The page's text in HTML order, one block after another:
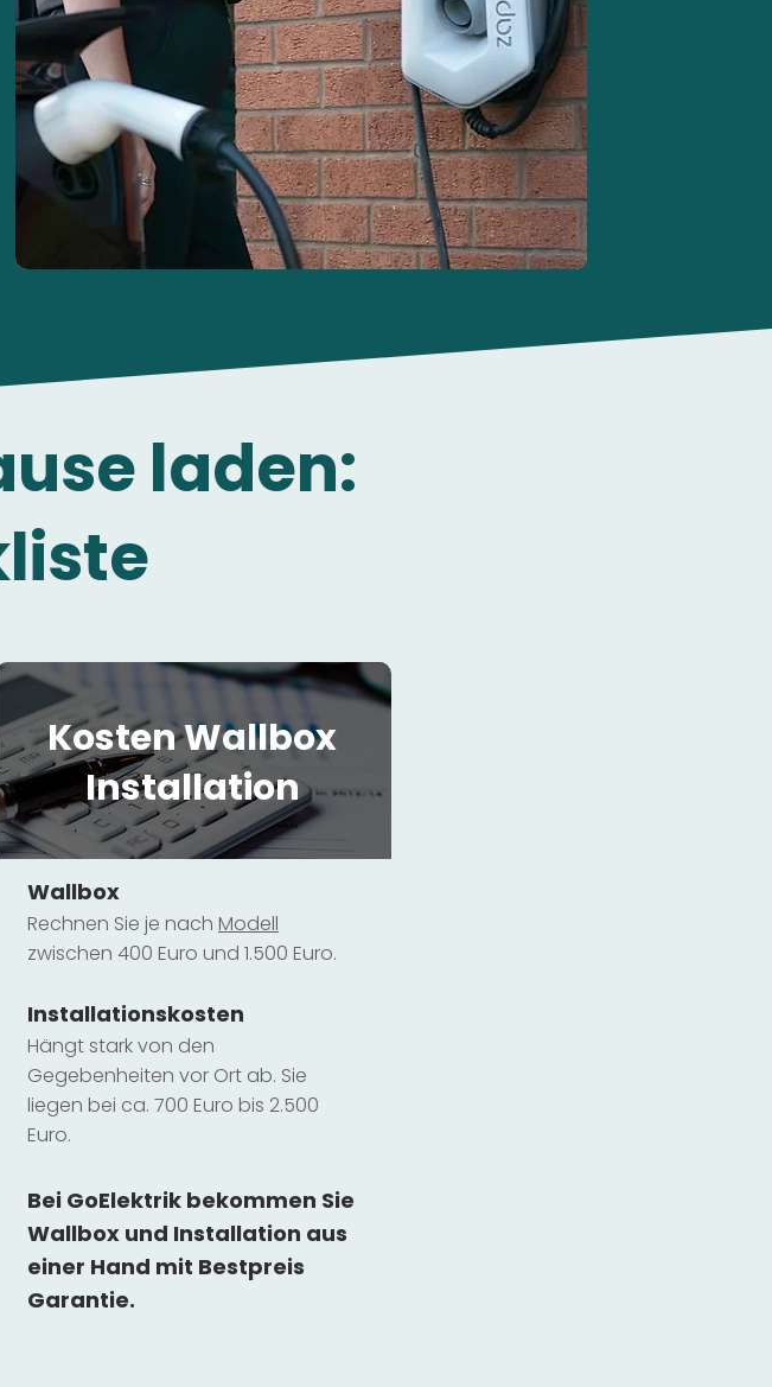
laden:
Kosten Wallbox
Installation
Wallbox
Rechnen Sie je nach Modell
zwischen 400 Euro und 1.500 Euro.
Installationskosten
Hängt stark von den
Gegebenheiten vor Ort ab. Sie
liegen bei ca. 700 Euro bis 2.500
Euro.
Bei GoElektrik bekommen Sie
Wallbox und Installation aus
einer Hand mit Bestpreis
Garantie.